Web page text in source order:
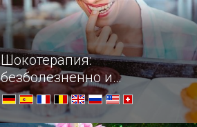
Шокотерапия:
безболезненно и
безгранично вкусно